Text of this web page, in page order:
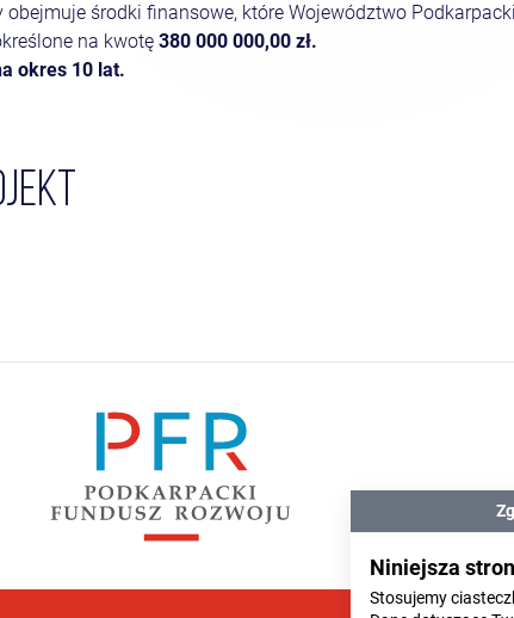
obejmuje środki finansowe, które Województwo
na kwotę 380 000 000,00 zł.
okres 10 lat.
Niniejsza
Stosujemy